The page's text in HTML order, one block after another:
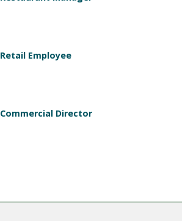
Retail Employee
Commercial Director